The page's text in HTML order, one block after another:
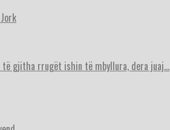
të gjitha rrugët ishin të mbyllura, dera juaj…